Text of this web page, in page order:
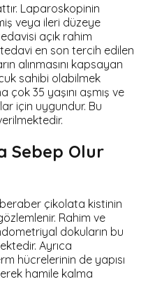
Laparoskopinin
veya ileri düzeye
açık rahim
en son tercih edilen
alınmasını kapsayan
sahibi olabilmek
35 yaşını aşmış ve
için uygundur. Bu
Sebep Olur
çikolata kistinin
Rahim ve
dokuların bu
Ayrıca
hücrelerinin de yapısı
hamile kalma